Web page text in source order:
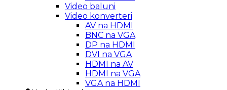
Video baluni
Video konverteri
AV na HDMI
BNC na VGA
DP na HDMI
DVI na VGA
HDMI na AV
HDMI na VGA
VGA na HDMI